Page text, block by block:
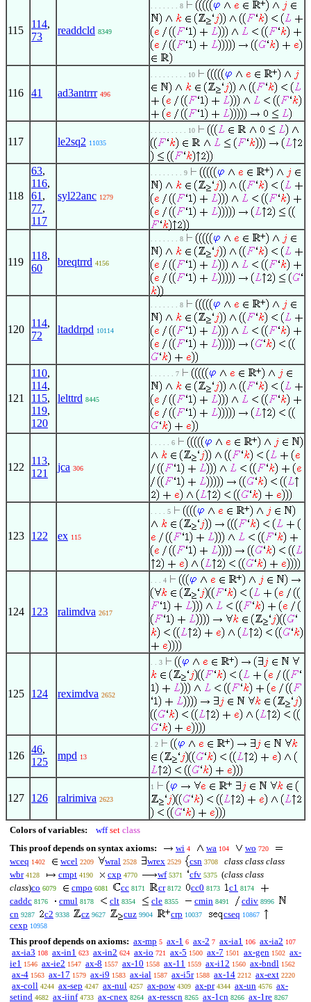
115
114,
73
readdcld 8349
. . . . . . . 8
116 41 ad3antrrr 496
. . . . . . . . . 10
117 le2sq2 11035
. . . . . . . . . 10
118
63,
116,
61 ,
77,
117
syl22anc 1279
. . . . . . . . 9
119
118,
60
breqtrrd 4156
. . . . . . . 8
120
114,
72
ltaddrpd 10114
. . . . . . . 8
121
110,
114,
115,
119,
120
lelttrd 8445
. . . . . . 7
122
113,
121
jca 306
. . . . . 6
123 122 ex 115
. . . . 5
124 123 ralimdva 2617
. . . 4
125 124 reximdva 2652
. . 3
126
46,
125
mpd 13
. 2
127 126 ralrimiva 2623
1
Colors of variables: wff set class
This proof depends on syntax axioms:
wi 4 wa 104 wo 720
wceq 1402 wcel 2209 wral 2528 wrex 2529 csn 3708
class class class
wbr 4128 cmpt 4190 cxp 4770 wf 5371 cfv 5375 (class class
class)co 6079 cmpo 6081 cc 8171 cr 8172 cc0 8173 c1 8174
caddc 8176 cmul 8178 clt 8354 cle 8355 cmin 8491 cdiv 8996
cn 9287 c2 9338 cz 9627 cuz 9904 crp 10037 cseq 10867
cexp 10958
This proof depends on axioms: ax-mp 5 ax-1 6 ax-2 7 ax-ia1 106 ax-ia2 107
ax-ia3 108 ax-in1 623 ax-in2 624 ax-io 721 ax-5 1500 ax-7 1501 ax-gen 1502 ax-
ie1 1546 ax-ie2 1547 ax-8 1557 ax-10 1558 ax-11 1559 ax-i12 1560 ax-bndl 1562
ax-4 1563 ax-17 1579 ax-i9 1583 ax-ial 1587 ax-i5r 1588 ax-14 2212 ax-ext 2220
ax-coll 4244 ax-sep 4247 ax-nul 4257 ax-pow 4309 ax-pr 4344 ax-un 4576 ax-
setind 4682 ax-iinf 4733 ax-cnex 8264 ax-resscn 8265 ax-1cn 8266 ax-1re 8267